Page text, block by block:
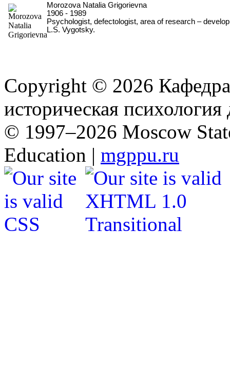
Morozova Natalia Grigorievna
1906 - 1989
Psychologist, defectologist, area of research –
L.S. Vygotsky.
Copyright © 2026
историческая
© 1997–2026 Moscow
Education | mgppu.ru